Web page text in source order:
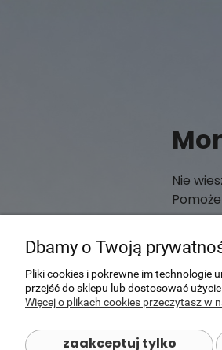
Nie
Dbamy o Twoją
Pliki cookies i pokrewne im technologie
przejść do sklepu lub dostosować
Więcej o plikach cookies przeczytasz w
zaakceptuj tylko